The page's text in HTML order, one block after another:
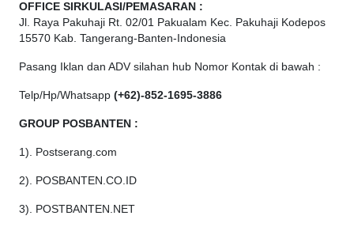
OFFICE SIRKULASI/PEMASARAN :
Jl. Raya Pakuhaji Rt. 02/01 Pakualam Kec. Pakuhaji Kodepos
15570 Kab. Tangerang-Banten-Indonesia
Pasang Iklan dan ADV silahan hub Nomor Kontak di bawah :
Telp/Hp/Whatsapp (+62)-852-1695-3886
GROUP POSBANTEN :
1). Postserang.com
2). POSBANTEN.CO.ID
3). POSTBANTEN.NET